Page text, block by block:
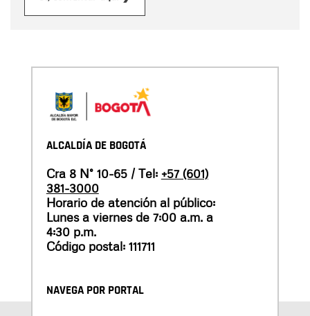
ALCALDÍA DE BOGOTÁ
Cra 8 N° 10-65 / Tel: +57 (601)
381-3000
Horario de atención al público:
Lunes a viernes de 7:00 a.m. a
4:30 p.m.
Código postal: 111711
NAVEGA POR PORTAL